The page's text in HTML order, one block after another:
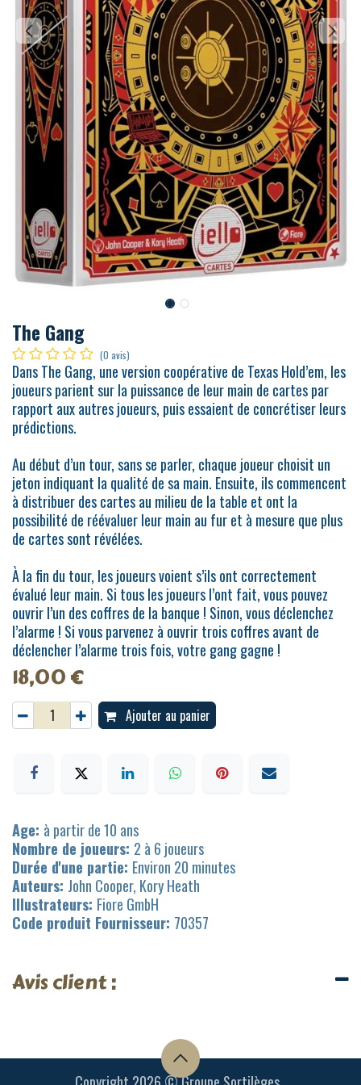
The Gang
(0 avis)
Dans The Gang, une version coopérative de Texas Hold’em, les
joueurs parient sur la puissance de leur main de cartes par
rapport aux autres joueurs, puis essaient de concrétiser leurs
prédictions.
Au début d’un tour, sans se parler, chaque joueur choisit un
jeton indiquant la qualité de sa main. Ensuite, ils commencent
à distribuer des cartes au milieu de la table et ont la
possibilité de réévaluer leur main au fur et à mesure que plus
de cartes sont révélées.
À la fin du tour, les joueurs voient s’ils ont correctement
évalué leur main. Si tous les joueurs l’ont fait, vous pouvez
ouvrir l’un des coffres de la banque ! Sinon, vous déclenchez
l’alarme ! Si vous parvenez à ouvrir trois coffres avant de
déclencher l’alarme trois fois, votre gang gagne !
18,00€
Ajouter au panier
Age: à partir de 10 ans
Nombre de joueurs: 2 à 6 joueurs
Durée d'une partie: Environ 20 minutes
Auteurs: John Cooper, Kory Heath
Illustrateurs: Fiore GmbH
Code produit Fournisseur: 70357
Avis client :